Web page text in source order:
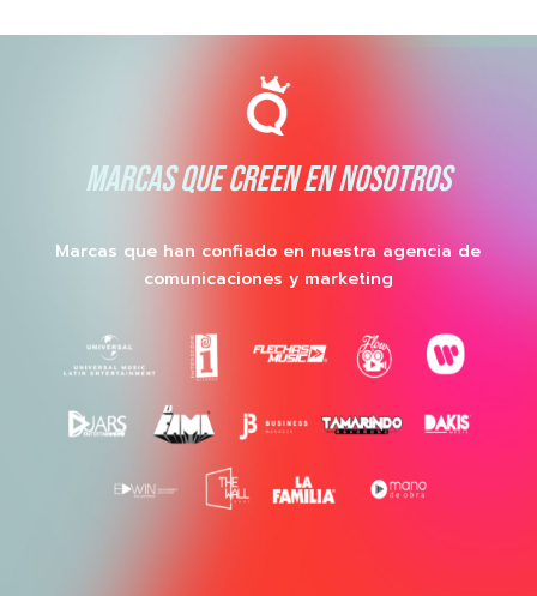
MARCAS QUE CREEN EN NOSOTROS
Marcas que han confiado en nuestra agencia de
comunicaciones y marketing